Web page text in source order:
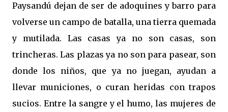
Paysandú dejan de ser de adoquines y barro para
volverse un campo de batalla, una tierra quemada
y mutilada. Las casas ya no son casas, son
trincheras. Las plazas ya no son para pasear, son
donde los niños, que ya no juegan, ayudan a
llevar municiones, o curan heridas con trapos
sucios. Entre la sangre y el humo, las mujeres de